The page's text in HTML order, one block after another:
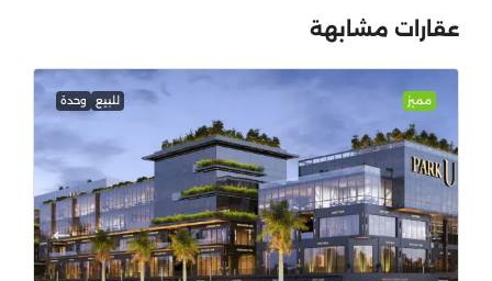
عقارات مشابهة
مميز للبيع وحدة